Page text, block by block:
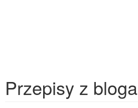
Przepisy z bloga